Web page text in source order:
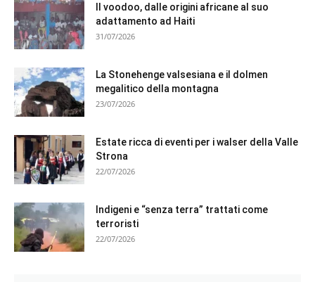
Il voodoo, dalle origini africane al suo
adattamento ad Haiti
31/07/2026
La Stonehenge valsesiana e il dolmen
megalitico della montagna
23/07/2026
Estate ricca di eventi per i walser della Valle
Strona
22/07/2026
Indigeni e “senza terra” trattati come
terroristi
22/07/2026